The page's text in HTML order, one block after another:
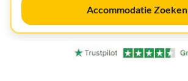
Accommodatie Zoeken